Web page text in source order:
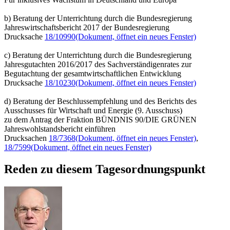
b) Beratung der Unterrichtung durch die Bundesregierung
Jahreswirtschaftsbericht 2017 der Bundesregierung
Drucksache 18/10990(Dokument, öffnet ein neues Fenster)
c) Beratung der Unterrichtung durch die Bundesregierung
Jahresgutachten 2016/2017 des Sachverständigenrates zur
Begutachtung der gesamtwirtschaftlichen Entwicklung
Drucksache 18/10230(Dokument, öffnet ein neues Fenster)
d) Beratung der Beschlussempfehlung und des Berichts des
Ausschusses für Wirtschaft und Energie (9. Ausschuss)
zu dem Antrag der Fraktion BÜNDNIS 90/DIE GRÜNEN
Jahreswohlstandsbericht einführen
Drucksachen 18/7368(Dokument, öffnet ein neues Fenster),
18/7599(Dokument, öffnet ein neues Fenster)
Reden zu diesem Tagesordnungspunkt